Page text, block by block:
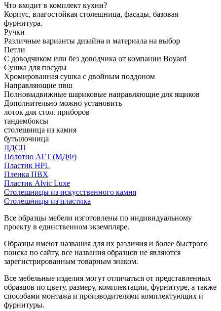
Что входит в комплект кухни?
Корпус, влагостойкая столешница, фасады, базовая
фурнитура.
Ручки
Различные варианты дизайна и материала на выбор
Петли
С доводчиком или без доводчика от компании Boyard
Сушка для посуды
Хромированная сушка с двойным поддоном
Направляющие пвш
Полновыдвижные шариковые направляющие для ящиков
Дополнительно можно установить
лоток для стол. приборов
тандембоксы
столешница из камня
бутылочница
ЛДСП
Полотно АГТ (МДФ)
Пластик HPL
Пленка ПВХ
Пластик Alvic Luxe
Столешницы из искусственного камня
Столешницы из пластика
Все образцы мебели изготовлены по индивидуальному
проекту в единственном экземпляре.
Образцы имеют названия для их различия и более быстрого
поиска по сайту, все названия образцов не являются
зарегистрированным товарным знаком.
Все мебельные изделия могут отличаться от представленных
образцов по цвету, размеру, комплектации, фурнитуре, а также
способами монтажа и производителями комплектующих и
фурнитуры.